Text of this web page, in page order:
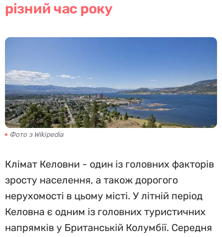
різний час року
Фото з Wikipedia
Клімат Келовни - один із головних факторів
зросту населення, а також дорогого
нерухомості в цьому місті. У літній період
Келовна є одним із головних туристичних
напрямків у Британській Колумбії. Середня